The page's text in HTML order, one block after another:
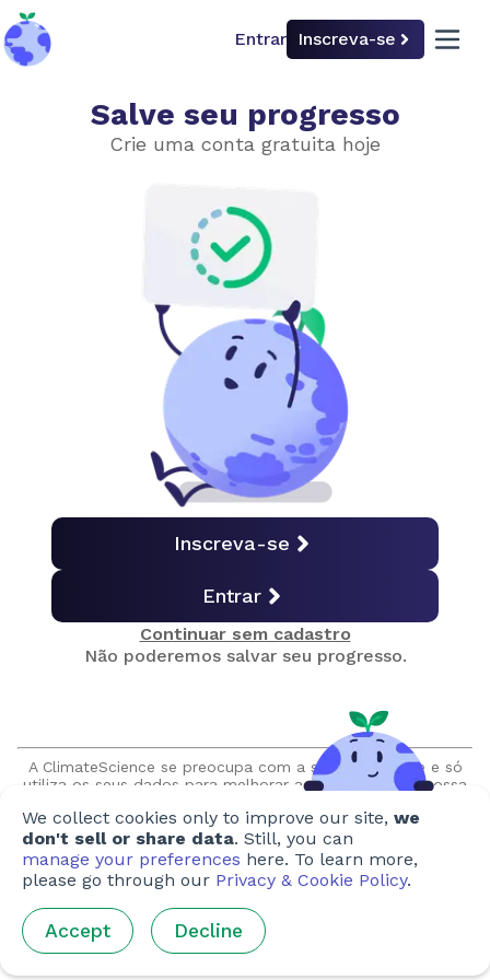
back to home Entrar Inscreva-se open
Ações individuais
Escolha o nível de dificuldade
Iniciante
Dieta sustentável
Voar e dirigir
Consumo
As ações individuais importam?
Quiz final
Obtenha seu certificado
Salve seu progresso
Crie uma conta gratuita hoje
Inscreva-se
Entrar
Continuar sem cadastro
Não poderemos salvar seu progresso.
A ClimateScience se preocupa com a sua privacidade e só
utiliza os seus dados para melhorar a experiência em nossa
informações sem sua autorização expressa. Além disso,
nunca entraremos em contato com você sem solicitação.
We collect cookies only to improve our site, we
don't sell or share data. Still, you can
manage your preferences here. To learn more,
please go through our Privacy & Cookie Policy.
Accept Decline